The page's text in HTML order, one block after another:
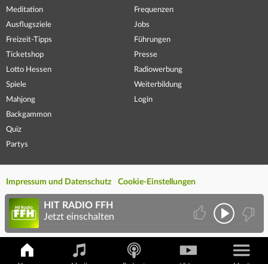
Meditation
Ausflugsziele
Freizeit-Tipps
Ticketshop
Lotto Hessen
Spiele
Mahjong
Backgammon
Quiz
Partys
Frequenzen
Jobs
Führungen
Presse
Radiowerbung
Weiterbildung
Login
Impressum und Datenschutz Cookie-Einstellungen
HIT RADIO FFH
Jetzt einschalten